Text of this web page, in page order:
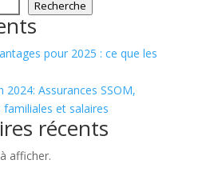
Recherche
pour 2025 : ce que les
Assurances SSOM,
et salaires
récents
afficher.